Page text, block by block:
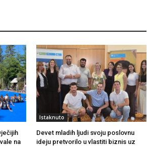
na
Istaknuto
Devet mladih ljudi svoju poslovnu
ideju pretvorilo u vlastiti biznis uz